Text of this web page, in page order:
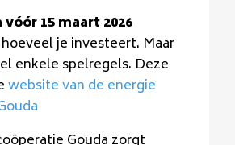
15 maart 2026
je investeert. Maar
enkele spelregels. Deze
website van de energie